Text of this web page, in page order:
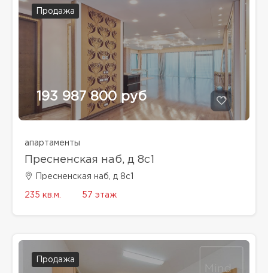
Продажа
193 987 800 руб
апартаменты
Пресненская наб, д 8с1
Пресненская наб, д 8с1
235 кв.м. 57 этаж
Продажа